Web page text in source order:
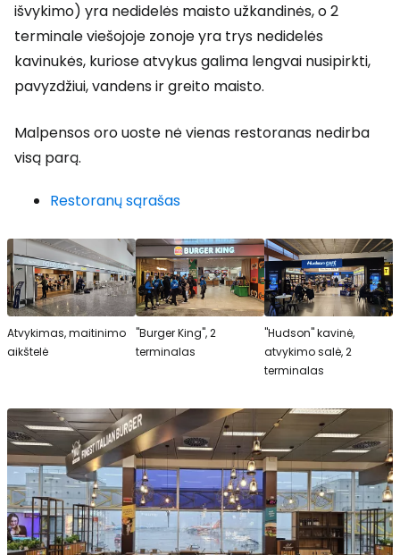
išvykimo) yra nedidelės maisto užkandinės, o 2
terminale viešojoje zonoje yra trys nedidelės
kavinukės, kuriose atvykus galima lengvai nusipirkti,
pavyzdžiui, vandens ir greito maisto.
Malpensos oro uoste nė vienas restoranas nedirba
visą parą.
Restoranų sąrašas
Atvykimas, maitinimo
aikštelė
"Burger King", 2
terminalas
"Hudson" kavinė,
atvykimo salė, 2
terminalas